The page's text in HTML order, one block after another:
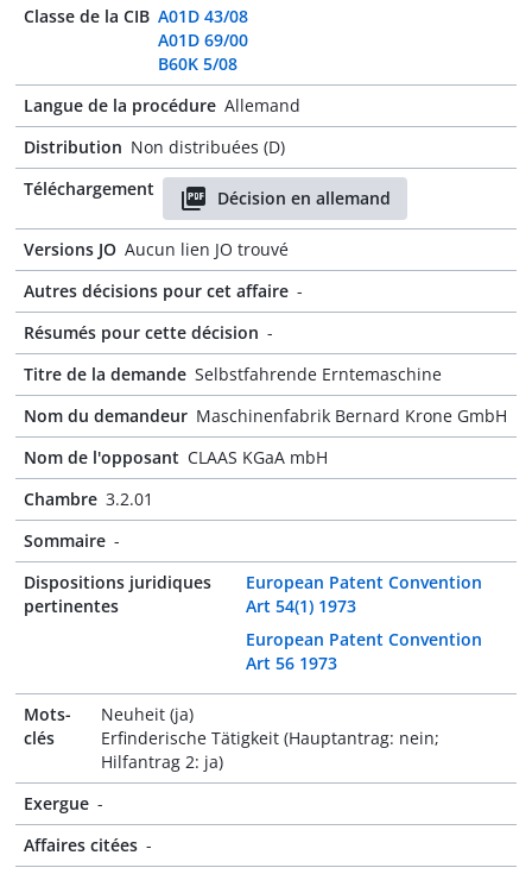
Classe de la CIB A01D 43/08
A01D 69/00
B60K 5/08
Langue de la procédure Allemand
Distribution Non distribuées (D)
Téléchargement
Décision en allemand
Versions JO Aucun lien JO trouvé
Autres décisions pour cet affaire -
Résumés pour cette décision -
Titre de la demande Selbstfahrende Erntemaschine
Nom du demandeur Maschinenfabrik Bernard Krone GmbH
Nom de l'opposant CLAAS KGaA mbH
Chambre 3.2.01
Sommaire -
Dispositions juridiques
pertinentes
European Patent Convention
Art 54(1) 1973
European Patent Convention
Art 56 1973
Mots-
clés
Neuheit (ja)
Erfinderische Tätigkeit (Hauptantrag: nein;
Hilfantrag 2: ja)
Exergue -
Affaires citées -